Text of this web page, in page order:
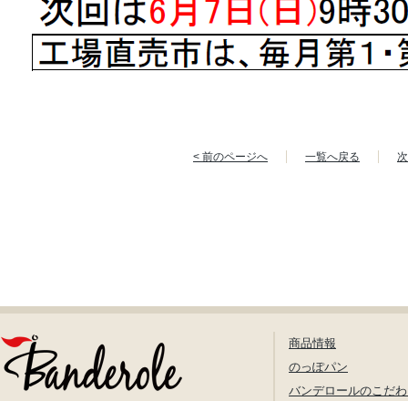
< 前のページへ 一覧へ戻る
商品情報
のっぽパン
バンデロールのこだ